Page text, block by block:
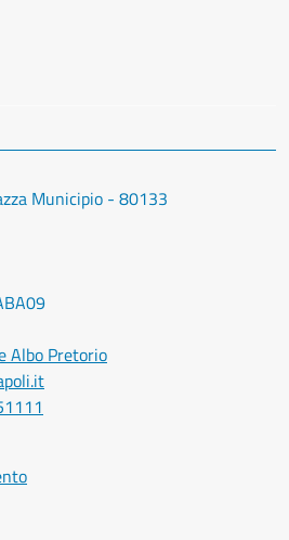
Municipio - 80133
Albo Pretorio